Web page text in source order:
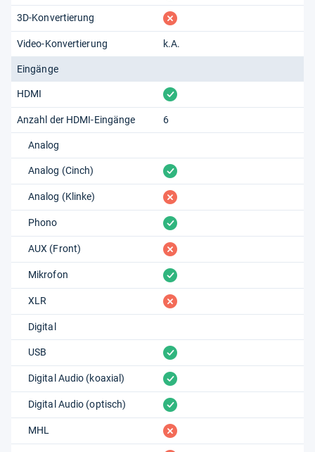
3D-Konvertierung fehlt
Video-Konvertierung k.A.
Eingänge
HDMI vorhanden
Anzahl der HDMI-Eingänge 6
Analog
Analog (Cinch) vorhanden
Analog (Klinke) fehlt
Phono vorhanden
AUX (Front) fehlt
Mikrofon vorhanden
XLR fehlt
Digital
USB vorhanden
Digital Audio (koaxial) vorhanden
Digital Audio (optisch) vorhanden
MHL fehlt